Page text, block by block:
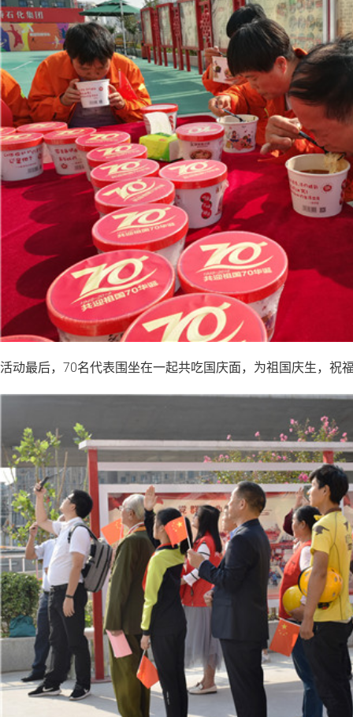
活动最后，70名代表围坐在一起共吃国庆面，为祖国庆生，祝